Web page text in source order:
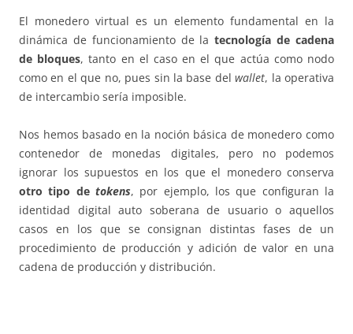
El monedero virtual es un elemento fundamental en la
dinámica de funcionamiento de latecnología de cadena
de bloques, tanto en el caso en el que actúa como nodo
como en el que no, pues sin la base delwallet, la operativa
de intercambio sería imposible.
Nos hemos basado en la noción básica de monedero como
contenedor de monedas digitales, pero no podemos
ignorar los supuestos en los que el monedero conserva
otro tipo de tokens, por ejemplo, los que configuran la
identidad digital auto soberana de usuario o aquellos
casos en los que se consignan distintas fases de un
procedimiento de producción y adición de valor en una
cadena de producción y distribución.